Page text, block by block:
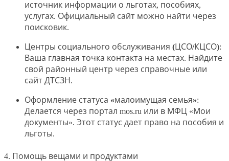
источник информации о льготах, пособиях,
услугах. Официальный сайт можно найти через
поисковик.
Центры социального обслуживания (ЦСО/КЦСО):
Ваша главная точка контакта на местах. Найдите
свой районный центр через справочные или
сайт ДТСЗН.
Оформление статуса «малоимущая семья»:
Делается через портал mos.ru или в МФЦ «Мои
документы». Этот статус дает право на пособия и
льготы.
4. Помощь вещами и продуктами